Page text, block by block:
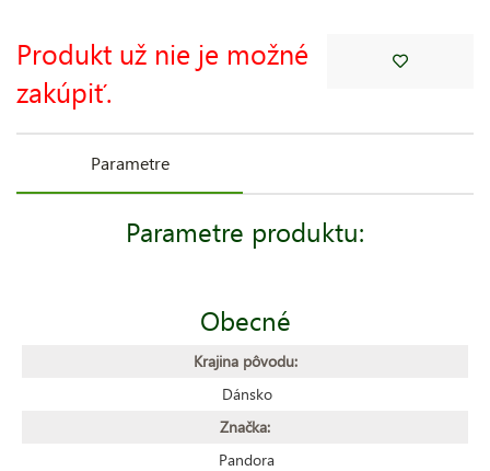
Produkt už nie je možné
zakúpiť.
Parametre
Parametre produktu:
Obecné
Krajina pôvodu:
Dánsko
Značka:
Pandora